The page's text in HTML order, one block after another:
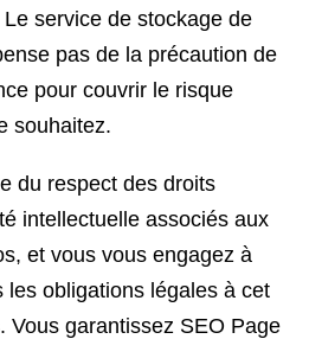
service de stockage de
pas de la précaution de
pour couvrir le risque
souhaitez.
du respect des droits
intellectuelle associés aux
et vous vous engagez à
les obligations légales à cet
Vous garantissez SEO Page